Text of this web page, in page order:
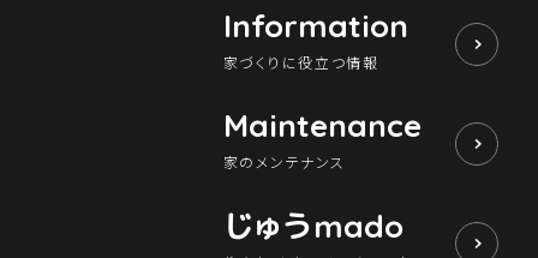
Information
家づくりに役立つ情報
Maintenance
家のメンテナンス
じゅうmado